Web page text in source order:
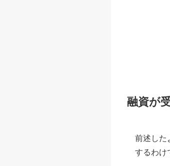
融資が
前述した
するわけ